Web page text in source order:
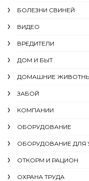
БОЛЕЗНИ СВИНЕЙ
ВИДЕО
ВРЕДИТЕЛИ
ДОМ И БЫТ
ДОМАШНИЕ
ЗАБОЙ
КОМПАНИИ
ОБОРУДОВАНИЕ
ОБОРУДОВАНИЕ ДЛЯ
ОТКОРМ И РАЦИОН
ОХРАНА ТРУДА